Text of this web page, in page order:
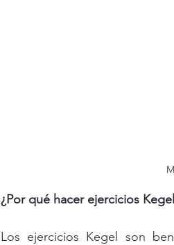
¿Por qué hacer ejercicios
Los ejercicios Kegel son